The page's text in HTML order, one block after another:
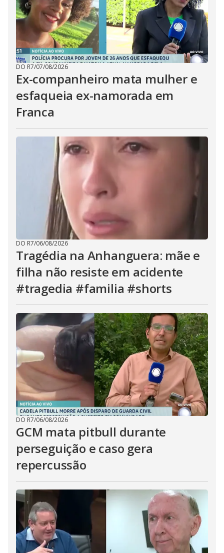
DO R7/07/08/2026
Ex-companheiro mata mulher e
esfaqueia ex-namorada em
Franca
DO R7/06/08/2026
Tragédia na Anhanguera: mãe e
filha não resiste em acidente
#tragedia #familia #shorts
DO R7/06/08/2026
GCM mata pitbull durante
perseguição e caso gera
repercussão